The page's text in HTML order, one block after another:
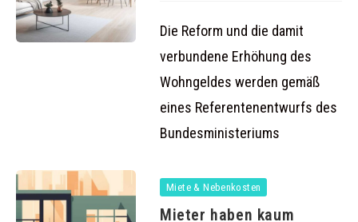
Die Reform und die damit
verbundene Erhöhung des
Wohngeldes werden gemäß
eines Referentenentwurfs des
Bundesministeriums
Miete & Nebenkosten
Mieter haben kaum